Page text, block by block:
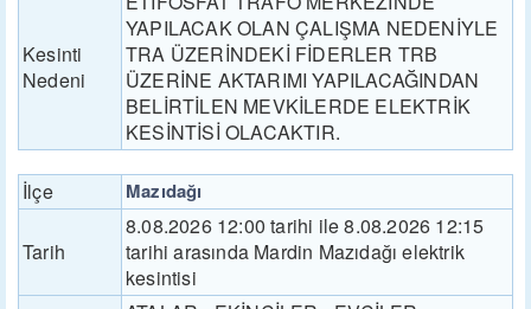
Kesinti
Nedeni
YAPILACAK OLAN ÇALIŞMA NEDENİYLE
TRA ÜZERİNDEKİ FİDERLER TRB
ÜZERİNE AKTARIMI YAPILACAĞINDAN
BELİRTİLEN MEVKİLERDE ELEKTRİK
KESİNTİSİ OLACAKTIR.
İlçe Mazıdağı
Tarih
8.08.2026 12:00 tarihi ile 8.08.2026 12:15
tarihi arasında Mardin Mazıdağı elektrik
kesintisi